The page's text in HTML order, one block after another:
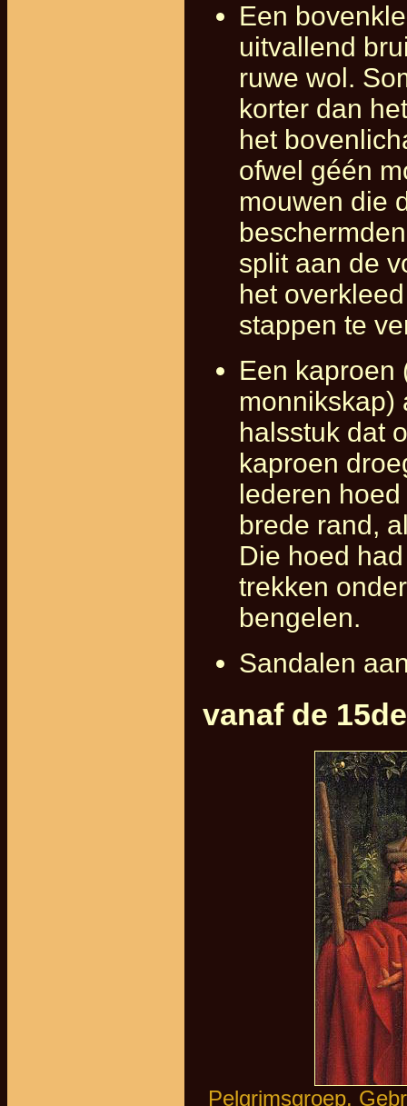
Een
uitvallend
ruwe wol.
korter dan
het
ofwel géén
mouwen die
split aan de
het
stappen te
Een kaproen
monnikskap)
halsstuk dat
kaproen
lederen
brede rand,
Die hoed
trekken
bengelen.
Sandalen
vanaf de
Pelgrimsgroep.